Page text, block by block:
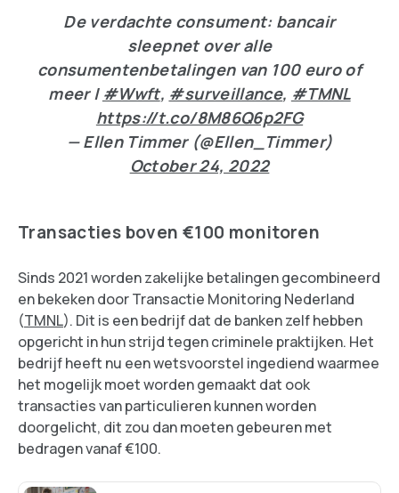
De verdachte consument: bancair
sleepnet over alle
consumentenbetalingen van 100 euro of
meer | #Wwft, #surveillance, #TMNL
https://t.co/8M86Q6p2FG
— Ellen Timmer (@Ellen_Timmer)
October 24, 2022
Transacties boven €100 monitoren
Sinds 2021 worden zakelijke betalingen gecombineerd
en bekeken door Transactie Monitoring Nederland
(TMNL). Dit is een bedrijf dat de banken zelf hebben
opgericht in hun strijd tegen criminele praktijken. Het
bedrijf heeft nu een wetsvoorstel ingediend waarmee
het mogelijk moet worden gemaakt dat ook
transacties van particulieren kunnen worden
doorgelicht, dit zou dan moeten gebeuren met
bedragen vanaf €100.